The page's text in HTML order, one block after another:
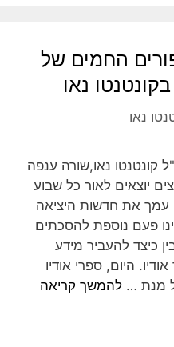
החמים של
נאו
נאו
קונטנטו נאו,שורה ענפה
יוצאים לאור כל שבוע
עמך את חדשות היציאה
פעם נוספת להסכתים
כיצד להעביר מידע
היום, ספרי אודיו
מנת … להמשך קריאה